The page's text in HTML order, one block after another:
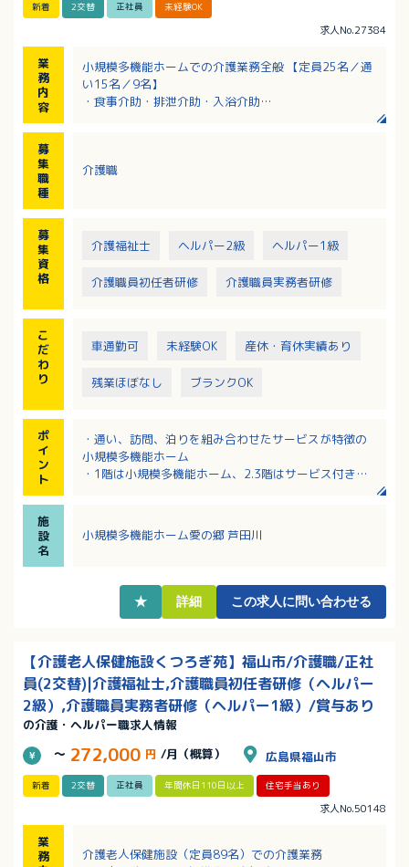
新着 2交替 正社員 未経験OK
求人No.27384
業
務
内
容
小規模多機能ホームでの介護業務全般 【定員25名／通
い15名／9名】
・食事介助・排泄介助・入浴介助
す）
れています
※定期的な社内研修を受けていただくこともあります
募
集
職
種
介護職
募
集
資
格
介護福祉士 ヘルパー2級 ヘルパー1級
介護職員初任者研修 介護職員実務者研修
こ
だ
わ
り
車通勤可 未経験OK 産休・育休実績あり
残業ほぼなし ブランクOK
ポ
イ
ン
ト
・通い、訪問、泊りを組み合わせたサービスが特徴の
小規模多機能ホーム
・1階は小規模多機能ホーム、2.3階はサービス付き高
・平均介護度は1.6程度
施
設
名
小規模多機能ホーム愛の郷 芦田川
★ 詳細 この求人に問い合わせる
【介護老人保健施設くつろぎ苑】福山市/介護職/正社
員(2交替)|介護福祉士,介護職員初任者研修（ヘルパー
2級）,介護職員実務者研修（ヘルパー1級）/賞与あり
の介護・ヘルパー職求人情報
～ 272,000 円 /月（概算） 広島県福山市
新着 2交替 正社員 年間休日110日以上 住宅手当あり
求人No.50148
業
務
介護老人保健施設（定員89名）での介護業務